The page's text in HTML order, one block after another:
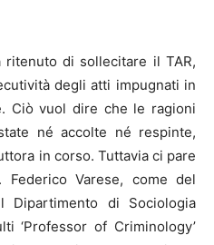
di sollecitare il TAR,
degli atti impugnati in
Ciò vuol dire che le ragioni
né accolte né respinte,
in corso. Tuttavia ci pare
Varese, come del
di Sociologia
‘Professor of Criminology’